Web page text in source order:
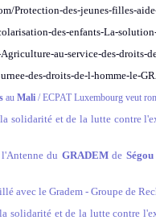
Protection-des-jeunes-filles-
des-enfants-La-
au-service-des-droits-
des-droits-de-l-homme-le-
au Mali / ECPAT Luxembourg veut
solidarité et de la lutte contre
du GRADEMdeSégou
avec le Gradem - Groupe de
solidarité et de la lutte contre